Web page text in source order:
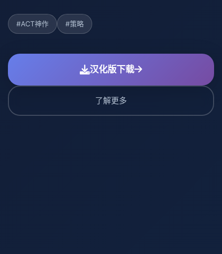
#ACT神作 #策略
汉化版下载
了解更多